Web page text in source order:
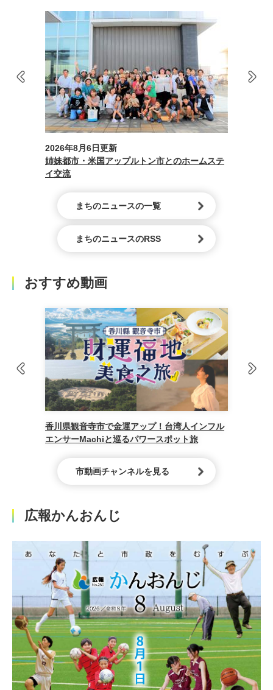
2026年8月6日更新
姉妹都市・米国アップルトン市とのホームステ
イ交流
まちのニュースの一覧
まちのニュースのRSS
おすすめ動画
香川県観音寺市で金運アップ！台湾人インフル
エンサーMachiと巡るパワースポット旅
市動画チャンネルを見る
広報かんおんじ